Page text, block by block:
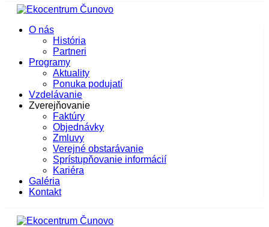
O nás
História
Partneri
Programy
Aktuality
Ponuka podujatí
Vzdelávanie
Zverejňovanie
Faktúry
Objednávky
Zmluvy
Verejné obstarávanie
Sprístupňovanie informácií
Kariéra
Galéria
Kontakt